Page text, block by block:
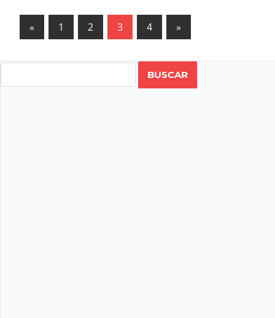
Paginación
« Previous
Posts
1 2 3 4
Next
Posts
»